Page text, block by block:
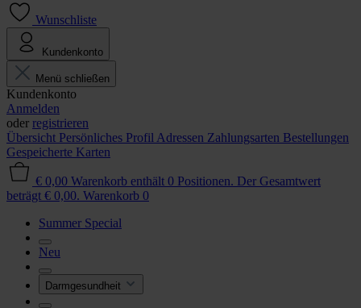
Wunschliste
Kundenkonto
Menü schließen
Kundenkonto
Anmelden
oder registrieren
Übersicht Persönliches Profil Adressen Zahlungsarten Bestellungen
Gespeicherte Karten
€ 0,00 Warenkorb enthält 0 Positionen. Der Gesamtwert
beträgt € 0,00. Warenkorb 0
Summer Special
Neu
Darmgesundheit